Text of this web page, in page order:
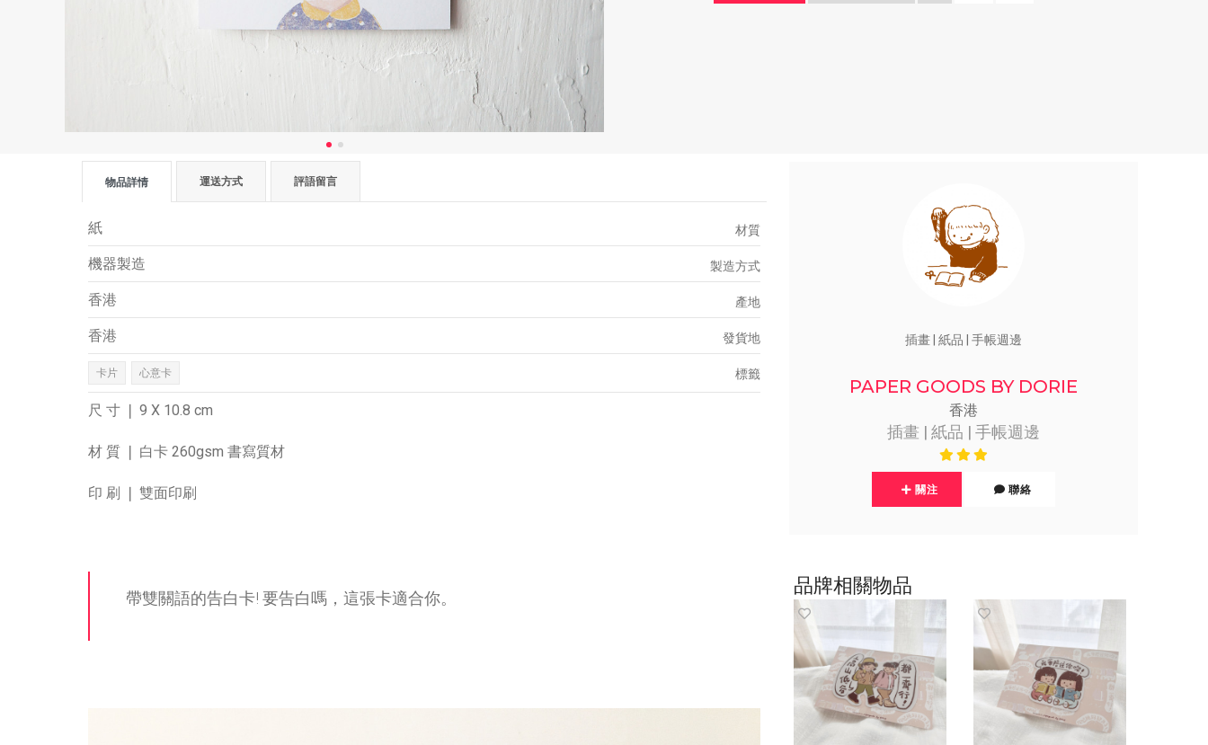
物品詳情 運送方式 評語留言
材質
紙
製造方式
機器製造
產地
香港
發貨地
香港
標籤
卡片 心意卡
尺 寸 ❘ 9 X 10.8 cm
材 質 ❘ 白卡 260gsm 書寫質材
印 刷 ❘ 雙面印刷
帶雙關語的告白卡! 要告白嗎，這張卡適合你。
插畫 | 紙品 | 手帳週邊
PAPER GOODS BY DORIE
香港
插畫 | 紙品 | 手帳週邊
關注 聯絡
品牌相關物品